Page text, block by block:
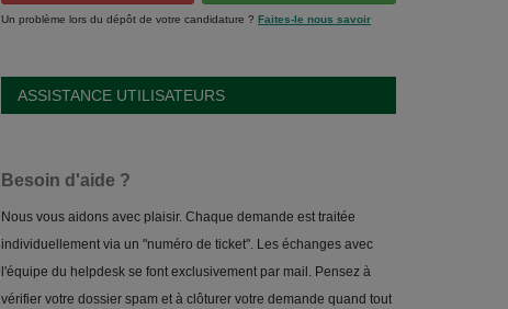
Un problème lors du dépôt de votre candidature ? Faites-le nous savoir
ASSISTANCE UTILISATEURS
Besoin d'aide ?
Nous vous aidons avec plaisir. Chaque demande est traitée
individuellement via un "numéro de ticket". Les échanges avec
l'équipe du helpdesk se font exclusivement par mail. Pensez à
vérifier votre dossier spam et à clôturer votre demande quand tout